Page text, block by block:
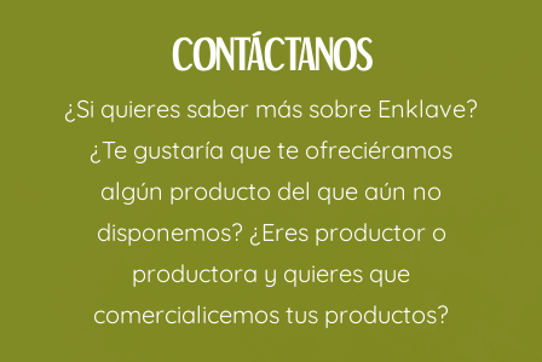
CONTÁCTANOS
¿Si quieres saber más sobre Enklave?
¿Te gustaría que te ofreciéramos
algún producto del que aún no
disponemos? ¿Eres productor o
productora y quieres que
comercialicemos tus productos?